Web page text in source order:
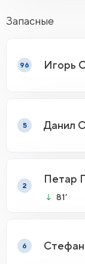
Запасные
96 Игорь
5 Данил
2
Петар
81’
6